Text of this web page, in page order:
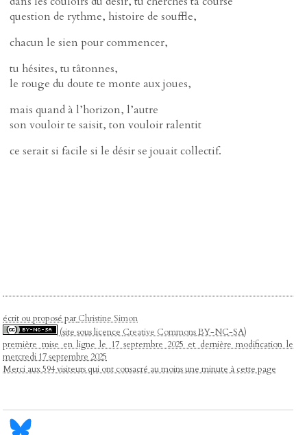
question de rythme, histoire de souffle,
chacun le sien pour commencer,
tu hésites, tu tâtonnes,
le rouge du doute te monte aux joues,
mais quand à l’horizon, l’autre
son vouloir te saisit, ton vouloir ralentit
ce serait si facile si le désir se jouait collectif.
écrit ou proposé parChristine Simon
(site sous licence Creative CommonsBY-NC-SA)
première mise en ligne le 17 septembre 2025 et dernière modification le
mercredi 17 septembre 2025
Merci aux 594 visiteurs qui ont consacré au moins une minute à cette page